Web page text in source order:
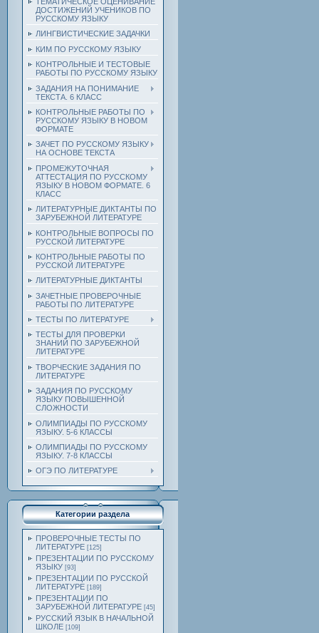
ДОСТИЖЕНИЙ УЧЕНИКОВ ПО
РУССКОМУ ЯЗЫКУ
ЛИНГВИСТИЧЕСКИЕ ЗАДАЧКИ
КИМ ПО РУССКОМУ ЯЗЫКУ
КОНТРОЛЬНЫЕ И ТЕСТОВЫЕ
РАБОТЫ ПО РУССКОМУ ЯЗЫКУ
ЗАДАНИЯ НА ПОНИМАНИЕ
ТЕКСТА. 6 КЛАСС
КОНТРОЛЬНЫЕ РАБОТЫ ПО
РУССКОМУ ЯЗЫКУ В НОВОМ
ФОРМАТЕ
ЗАЧЕТ ПО РУССКОМУ ЯЗЫКУ
НА ОСНОВЕ ТЕКСТА
ПРОМЕЖУТОЧНАЯ
АТТЕСТАЦИЯ ПО РУССКОМУ
ЯЗЫКУ В НОВОМ ФОРМАТЕ. 6
КЛАСС
ЛИТЕРАТУРНЫЕ ДИКТАНТЫ ПО
ЗАРУБЕЖНОЙ ЛИТЕРАТУРЕ
КОНТРОЛЬНЫЕ ВОПРОСЫ ПО
РУССКОЙ ЛИТЕРАТУРЕ
КОНТРОЛЬНЫЕ РАБОТЫ ПО
РУССКОЙ ЛИТЕРАТУРЕ
ЛИТЕРАТУРНЫЕ ДИКТАНТЫ
ЗАЧЕТНЫЕ ПРОВЕРОЧНЫЕ
РАБОТЫ ПО ЛИТЕРАТУРЕ
ТЕСТЫ ПО ЛИТЕРАТУРЕ
ТЕСТЫ ДЛЯ ПРОВЕРКИ
ЗНАНИЙ ПО ЗАРУБЕЖНОЙ
ЛИТЕРАТУРЕ
ТВОРЧЕСКИЕ ЗАДАНИЯ ПО
ЛИТЕРАТУРЕ
ЗАДАНИЯ ПО РУССКОМУ
ЯЗЫКУ ПОВЫШЕННОЙ
СЛОЖНОСТИ
ОЛИМПИАДЫ ПО РУССКОМУ
ЯЗЫКУ. 5-6 КЛАССЫ
ОЛИМПИАДЫ ПО РУССКОМУ
ЯЗЫКУ. 7-8 КЛАССЫ
ОГЭ ПО ЛИТЕРАТУРЕ
Категории раздела
ПРОВЕРОЧНЫЕ ТЕСТЫ ПО
ЛИТЕРАТУРЕ [125]
ПРЕЗЕНТАЦИИ ПО РУССКОМУ
ЯЗЫКУ [93]
ПРЕЗЕНТАЦИИ ПО РУССКОЙ
ЛИТЕРАТУРЕ [189]
ПРЕЗЕНТАЦИИ ПО
ЗАРУБЕЖНОЙ ЛИТЕРАТУРЕ [45]
РУССКИЙ ЯЗЫК В НАЧАЛЬНОЙ
ШКОЛЕ [109]